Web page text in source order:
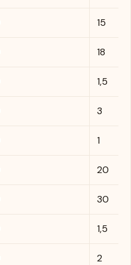
15
18
1,5
3
1
20
30
1,5
2